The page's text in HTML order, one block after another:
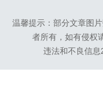
温馨提示：部分文章图
者所有，如有侵权
违法和不良信